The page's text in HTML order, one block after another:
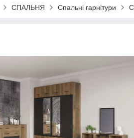
СПАЛЬНЯ Спальні гарнітури